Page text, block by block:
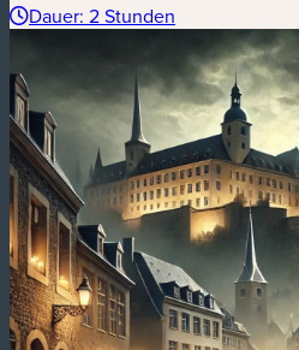
Dauer: 2 Stunden